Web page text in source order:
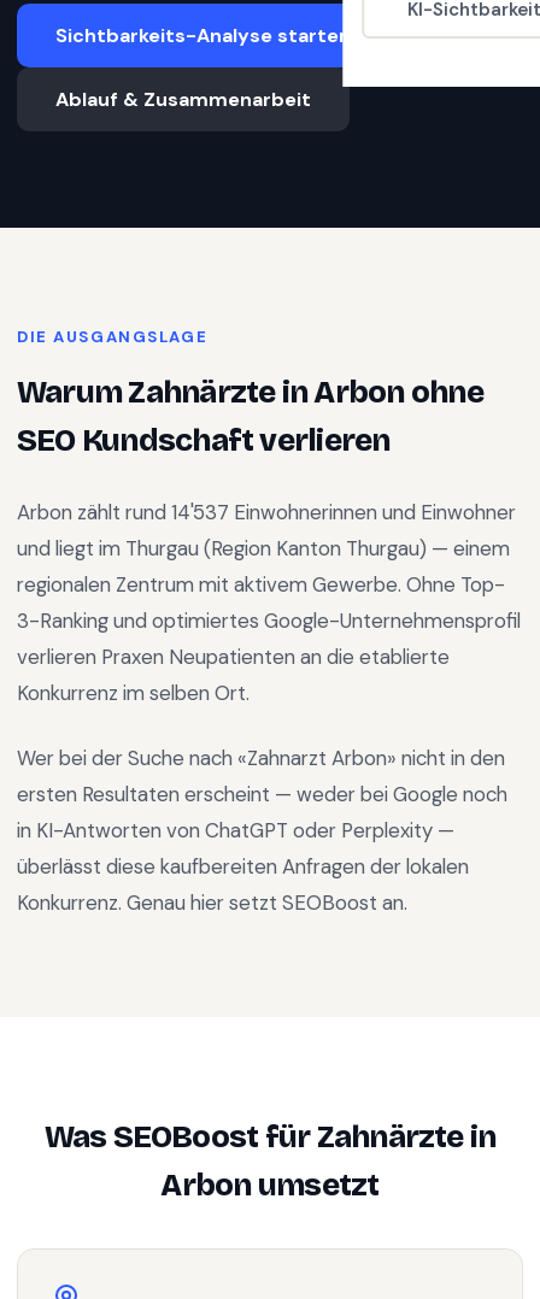
KI-
Sichtbarkeits-Analyse starten
Ablauf & Zusammenarbeit
DIE AUSGANGSLAGE
WarumZahnärzteinArbonohne
SEO Kundschaft verlieren
Arbon zählt rund 14'537 Einwohnerinnen und Einwohner
und liegt im Thurgau (Region Kanton Thurgau) — einem
regionalen Zentrum mit aktivem Gewerbe. Ohne Top-
3-Ranking und optimiertes Google-Unternehmensprofil
verlieren Praxen Neupatienten an die etablierte
Konkurrenz im selben Ort.
Wer bei der Suche nach «Zahnarzt Arbon» nicht in den
ersten Resultaten erscheint — weder bei Google noch
in KI-Antworten von ChatGPT oder Perplexity —
überlässt diese kaufbereiten Anfragen der lokalen
Konkurrenz. Genau hier setzt SEOBoost an.
Was SEOBoost fürZahnärztein
Arbonumsetzt